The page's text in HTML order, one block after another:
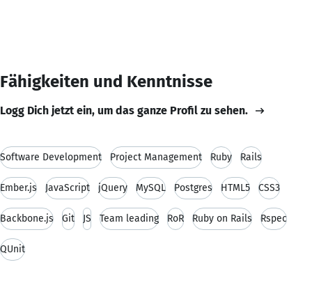
Fähigkeiten und Kenntnisse
Logg Dich jetzt ein, um das ganze Profil zu sehen.
Software Development Project Management Ruby Rails
Ember.js JavaScript jQuery MySQL Postgres HTML5 CSS3
Backbone.js Git JS Team leading RoR Ruby on Rails Rspec
QUnit